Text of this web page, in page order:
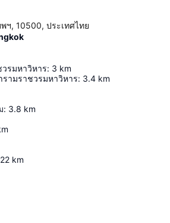
ฯ, 10500, ประเทศไทย
รมหาวิหาร: 3 km
ามราชวรมหาวิหาร: 3.4 km
: 3.8 km
22 km